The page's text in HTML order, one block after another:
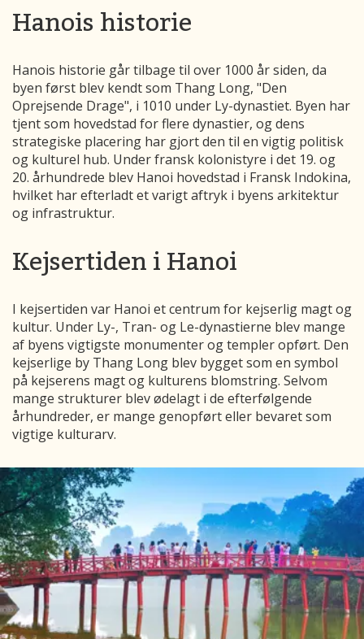
Hanois historie
Hanois historie går tilbage til over 1000 år siden, da
byen først blev kendt som Thang Long, "Den
Oprejsende Drage", i 1010 under Ly-dynastiet. Byen har
tjent som hovedstad for flere dynastier, og dens
strategiske placering har gjort den til en vigtig politisk
og kulturel hub. Under fransk kolonistyre i det 19. og
20. århundrede blev Hanoi hovedstad i Fransk Indokina,
hvilket har efterladt et varigt aftryk i byens arkitektur
og infrastruktur.
Kejsertiden i Hanoi
I kejsertiden var Hanoi et centrum for kejserlig magt og
kultur. Under Ly-, Tran- og Le-dynastierne blev mange
af byens vigtigste monumenter og templer opført. Den
kejserlige by Thang Long blev bygget som en symbol
på kejserens magt og kulturens blomstring. Selvom
mange strukturer blev ødelagt i de efterfølgende
århundreder, er mange genopført eller bevaret som
vigtige kulturarv.